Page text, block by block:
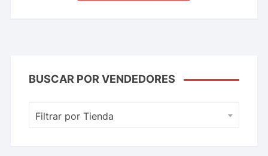
BUSCAR POR VENDEDORES
Filtrar por Tienda